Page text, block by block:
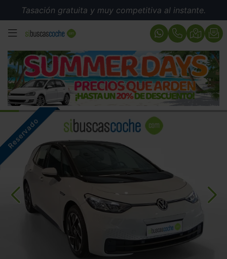
Tasación gratuita y muy competitiva al instante.
MENÚ